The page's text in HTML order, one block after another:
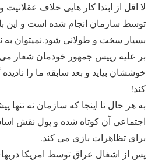
لا اقل از ابتدا کار هایی خلاف
توسط سازمان انجام شده است و این
بسیار سخت و طولانی شود.نمیتوان به
بر علیه رییس جمهور خودمان شعار می
خوششان بیاید و بعد سابقه ما را
کند!
به هر حال تا اینجا که سازمان نه تنها
اجتماعی آن کوتاه شده و پول نقش
برای تظاهرات بازی می کند.
پس از اشغال عراق توسط امریکا